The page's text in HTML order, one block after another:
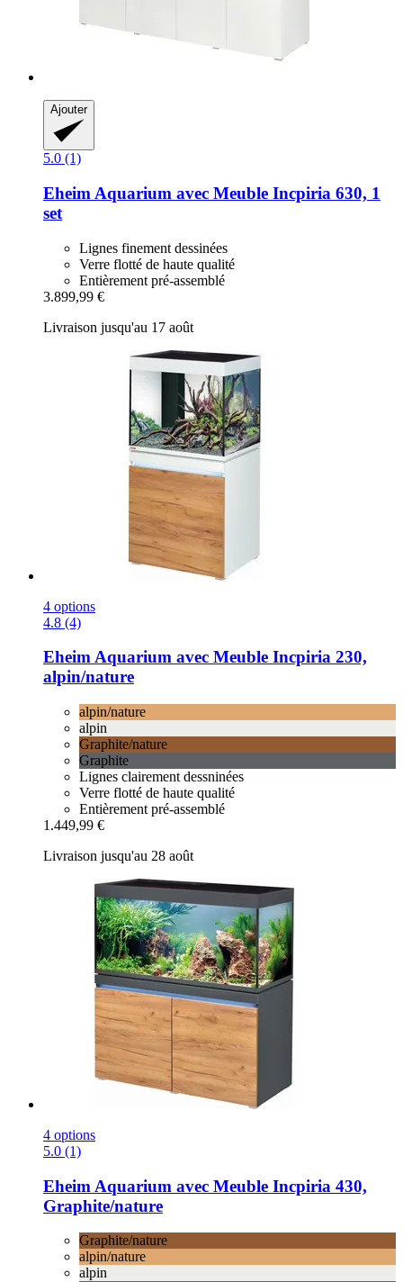
Ajouter
5.0 (1)
Eheim Aquarium avec Meuble Incpiria 630, 1
set
Lignes finement dessinées
Verre flotté de haute qualité
Entièrement pré-assemblé
3.899,99 €
Livraison jusqu'au 17 août
4 options
4.8 (4)
EheimAquarium avec Meuble Incpiria 230,
alpin/nature
alpin/nature
alpin
Graphite/nature
Graphite
Lignes clairement dessninées
Verre flotté de haute qualité
Entièrement pré-assemblé
1.449,99 €
Livraison jusqu'au 28 août
4 options
5.0 (1)
Eheim Aquarium avec Meuble Incpiria 430,
Graphite/nature
Graphite/nature
alpin/nature
alpin